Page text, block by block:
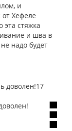
и
Хефеле
эта стяжка
и шва в
надо будет
17